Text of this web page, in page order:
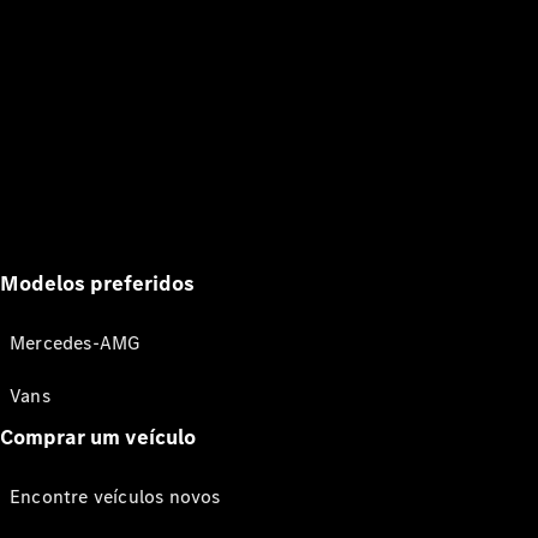
Modelos preferidos
Mercedes-AMG
Vans
Comprar um veículo
Encontre veículos novos